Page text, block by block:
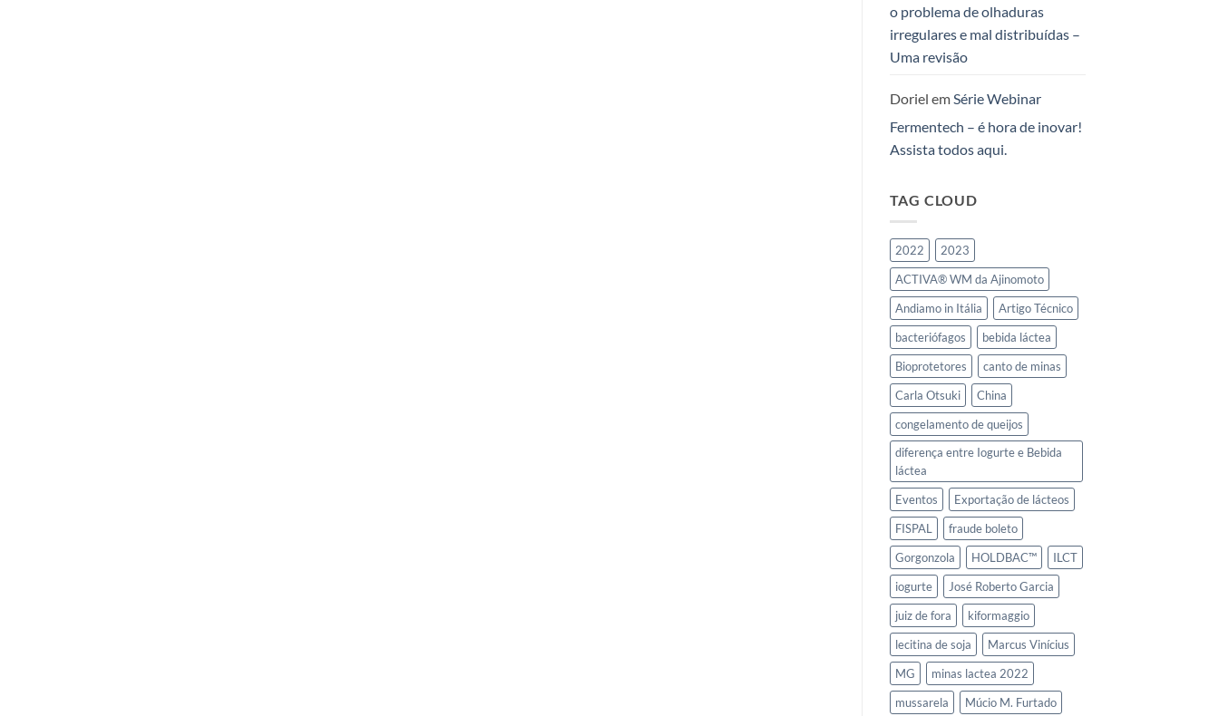
Leites
o problema de olhaduras
irregulares e mal distribuídas –
Uma revisão
Doriel emSérie Webinar
Fermentech – é hora de inovar!
Assista todos aqui.
TAG CLOUD
2022
2023
ACTIVA® WM da Ajinomoto
Andiamo in Itália
Artigo Técnico
bacteriófagos
bebida láctea
Bioprotetores
canto de minas
Carla Otsuki
China
congelamento de queijos
diferença entre Iogurte e Bebida
láctea
Eventos
Exportação de lácteos
FISPAL
fraude boleto
Gorgonzola
HOLDBAC™
ILCT
iogurte
José Roberto Garcia
juiz de fora
kiformaggio
lecitina de soja
Marcus Vinícius
MG
minas lactea 2022
mussarela
Múcio M. Furtado